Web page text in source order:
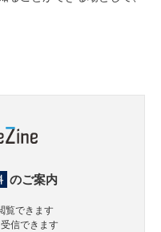
のご案内
覧できます
信できます